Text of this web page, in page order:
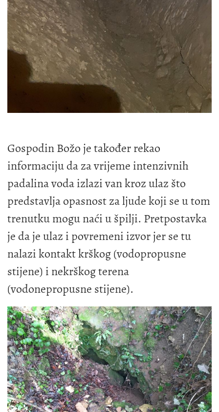
Gospodin Božo je također rekao
informaciju da za vrijeme intenzivnih
padalina voda izlazi van kroz ulaz što
predstavlja opasnost za ljude koji se u tom
trenutku mogu naći u špilji. Pretpostavka
je da je ulaz i povremeni izvor jer se tu
nalazi kontakt krškog (vodopropusne
stijene) i nekrškog terena
(vodonepropusne stijene).